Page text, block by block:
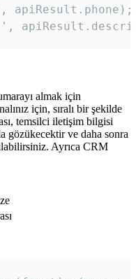
',
almak için
için, sıralı bir şekilde
temsilci iletişim bilgisi
gözükecektir ve daha sonra
Ayrıca CRM